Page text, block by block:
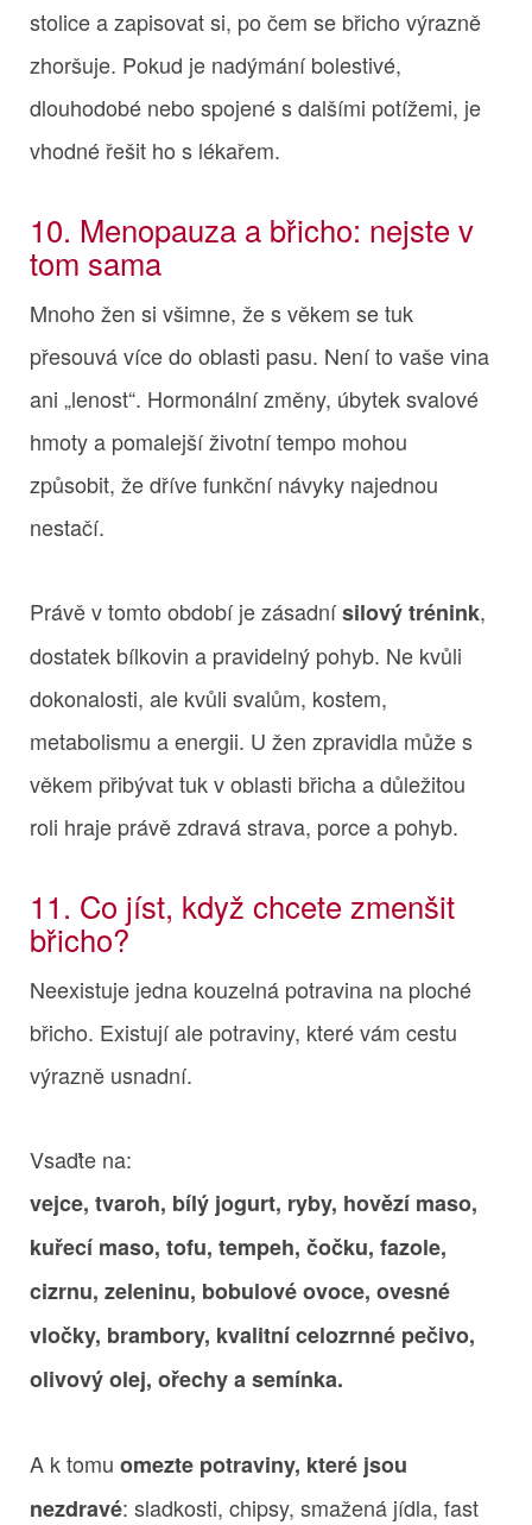
stolice a zapisovat si, po čem se břicho výrazně
zhoršuje. Pokud je nadýmání bolestivé,
dlouhodobé nebo spojené s dalšími potížemi, je
vhodné řešit ho s lékařem.
10. Menopauza a břicho: nejste v
tom sama
Mnoho žen si všimne, že s věkem se tuk
přesouvá více do oblasti pasu. Není to vaše vina
ani „lenost“. Hormonální změny, úbytek svalové
hmoty a pomalejší životní tempo mohou
způsobit, že dříve funkční návyky najednou
nestačí.
Právě v tomto období je zásadnísilový trénink,
dostatek bílkovin a pravidelný pohyb. Ne kvůli
dokonalosti, ale kvůli svalům, kostem,
metabolismu a energii. U žen zpravidla může s
věkem přibývat tuk v oblasti břicha a důležitou
roli hraje právě zdravá strava, porce a pohyb.
11. Co jíst, když chcete zmenšit
břicho?
Neexistuje jedna kouzelná potravina na ploché
břicho. Existují ale potraviny, které vám cestu
výrazně usnadní.
Vsaďte na:
vejce, tvaroh, bílý jogurt, ryby, hovězí maso,
kuřecí maso, tofu, tempeh, čočku, fazole,
cizrnu, zeleninu, bobulové ovoce, ovesné
vločky, brambory, kvalitní celozrnné pečivo,
olivový olej, ořechy a semínka.
A k tomu omezte potraviny, které jsou
nezdravé: sladkosti, chipsy, smažená jídla, fast